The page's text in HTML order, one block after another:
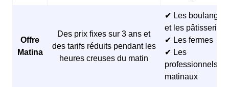
Offre
Matina
Des prix fixes sur 3 ans et
des tarifs réduits pendant les
heures creuses du matin
✔ Les
et les pâtisseries
✔ Les fermes
✔ Les
professionnels
matinaux